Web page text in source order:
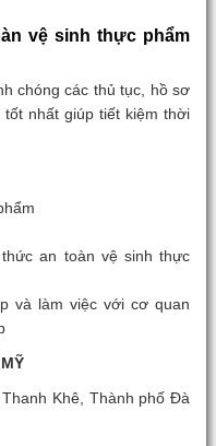
vệ sinh thực phẩm
chóng các thủ tục, hồ sơ
nhất giúp tiết kiệm thời
an toàn vệ sinh thực
và làm việc với cơ quan
Khê, Thành phố Đà